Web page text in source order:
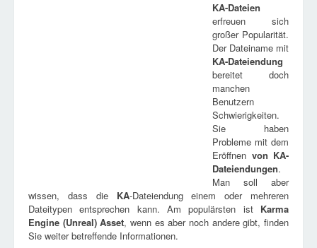
KA-Dateien
erfreuen sich
großer Popularität.
Der Dateiname mit
KA-Dateiendung
bereitet doch
manchen
Benutzern
Schwierigkeiten.
Sie haben
Probleme mit dem
Eröffnen von KA-
Dateiendungen.
Man soll aber
wissen, dass die KA-Dateiendung einem oder mehreren
Dateitypen entsprechen kann. Am populärsten ist Karma
Engine (Unreal) Asset, wenn es aber noch andere gibt, finden
Sie weiter betreffende Informationen.